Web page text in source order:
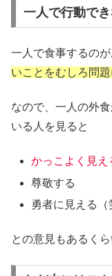
一人で行動で
一人で食事するのが
いことをむしろ問
なので、一人の外
いる人を見ると
かっこよく見え
尊敬する
勇者に見える（
との意見もあるくら